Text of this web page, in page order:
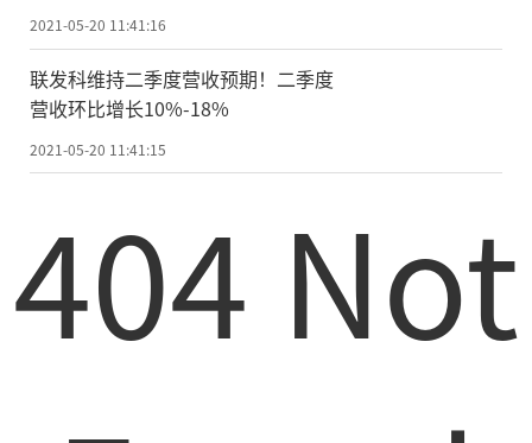
消耗同步流量，但在网页、手机中手动下载
不会消耗同步流量，非会员用户会限制下载
速度，SVIP会员畅享极速下载。(作者：Y)
文章投诉热线:156 0057 2229 投诉邮箱:29132
2021-05-20 11:41:16
联发科维持二季度营收预期！二季度
营收环比增长10%-18%
2021-05-20 11:41:15
404 Not